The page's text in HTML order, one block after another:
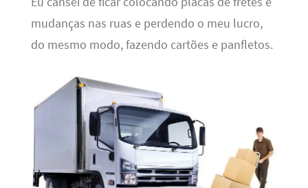
mudanças nas ruas e perdendo o meu lucro,
do mesmo modo, fazendo cartões e panfletos.